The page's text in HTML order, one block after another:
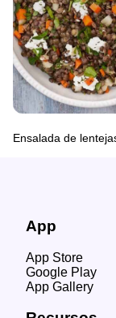
Ensalada de
App
App Store
Google Play
App Gallery